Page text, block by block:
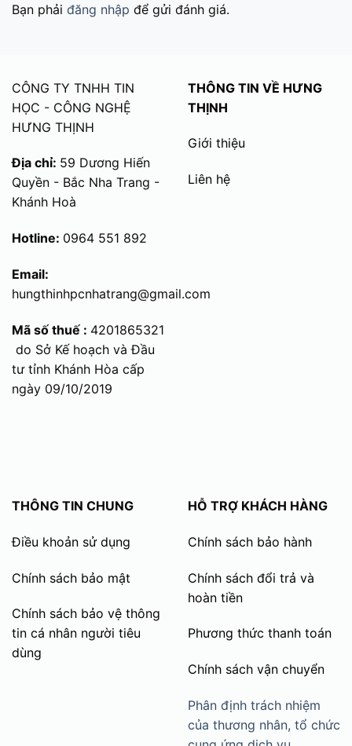
Bạn phải đăng nhập để gửi đánh giá.
CÔNG TY TNHH TIN
HỌC - CÔNG NGHỆ
HƯNG THỊNH
Địa chỉ: 59 Dương Hiến
Quyền - Bắc Nha Trang -
Khánh Hoà
Hotline: 0964 551 892
Email:
hungthinhpcnhatrang@gmail.com
Mã số thuế : 4201865321
do Sở Kế hoạch và Đầu
tư tỉnh Khánh Hòa cấp
ngày 09/10/2019
THÔNG TIN VỀ HƯNG
THỊNH
Giới thiệu
Liên hệ
THÔNG TIN CHUNG
Điều khoản sử dụng
Chính sách bảo mật
Chính sách bảo vệ thông
tin cá nhân người tiêu
dùng
HỖ TRỢ KHÁCH HÀNG
Chính sách bảo hành
Chính sách đổi trả và
hoàn tiền
Phương thức thanh toán
Chính sách vận chuyển
Phân định trách nhiệm
của thương nhân, tổ chức